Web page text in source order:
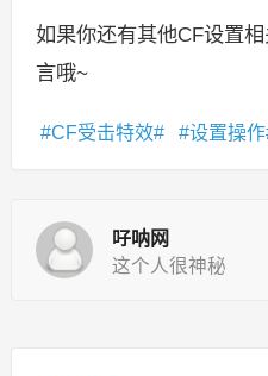
如果你还有其他CF设置
言哦~
CF受击特效 设置操作
吇呐网
这个人很神秘